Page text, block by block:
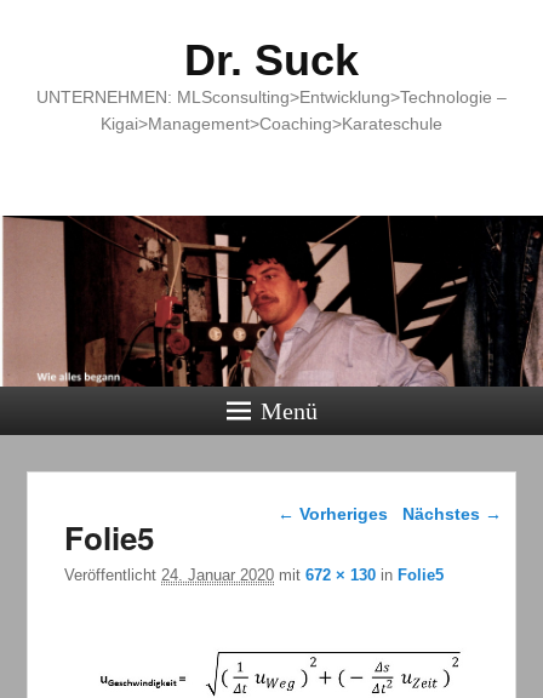
Dr. Suck
UNTERNEHMEN: MLSconsulting>Entwicklung>Technologie –
Kigai>Management>Coaching>Karateschule
Menü
Bilder-Navigation
← Vorheriges Nächstes →
Folie5
Veröffentlicht 24. Januar 2020 mit672 × 130 in Folie5